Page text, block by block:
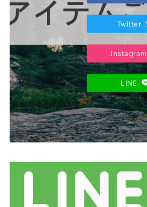
Twitter
Instagram
LINE